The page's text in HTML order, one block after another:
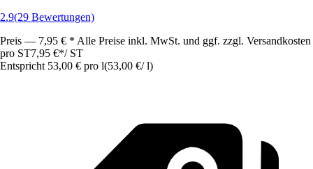
2.9(29 Bewertungen)
Preis — 7,95 € * Alle Preise inkl. MwSt. und ggf. zzgl. Versandkosten
pro ST7,95 €*/ ST
Entspricht 53,00 € pro l(53,00 €/ l)